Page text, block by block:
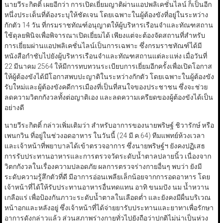
นายวีระกิตติ์ เผยอีกว่า การเปิดเยี่ยมญาติผ่านแอปพลิเคชั่นไลน์ ก็เป็นอีก
หนึ่งประเด็นที่ต้องระบุให้ชัดเจน โดยเฉพาะในผู้ต้องขังที่อยู่ในระหว่าง
กักตัว 14 วัน ที่กรมราชทัณฑ์อนุญาตให้ผู้บริหารเรือนจำและทัณฑสถาน
ใช้ดุลยพินิจเพื่อพิจารณาเปิดเยี่ยมได้ เพียงแต่จะต้องจัดสถานที่สำหรับ
การเยี่ยมผ่านแอปพลิเคชั่นไลน์เป็นการเฉพาะ ซึ่งกรมราชทัณฑ์ได้มี
หนังสือกำชับไปยังผู้บริหารเรือนจำและทัณฑสถานแต่ละแห่ง เมื่อวันที่
22 มีนาคม 2564 ให้มีการทบทวนระเบียบการเยี่ยมอีกครั้งเพื่อเปิดโอกาส
ให้ผู้ต้องขังได้มีโอกาสพบปะญาติในระหว่างกักตัว โดยเฉพาะในผู้ต้องขัง
รับใหม่และผู้ต้องขังคดีการเมืองที่เป็นที่สนใจของประชาชน ซึ่งจะช่วย
ลดความวิตกกังวลทั้งต่อญาติเอง และลดความเครียดของผู้ต้องขังได้เป็น
อย่างดี
นายวีระกิตติ์ กล่าวเพิ่มเติมว่า สำหรับอาการของนายพริษฐ์ ชิวารักษ์ หรือ
เพนกวิน ที่อยู่ในช่วงอดอาหาร ในวันนี้ (24 มี.ค.64) ทีมแพทย์ห้วงเวลา
และเจ้าหน้าที่พยาบาลได้เข้าตรวจอาการ ซึ่งนายพริษฐ์ฯ ยังคงปฏิเสธ
การรับประทานอาหารและการตรวจวัดระดับน้ำตาลปลายนิ้ว เนื่องจาก
วิตกกังวลในเรื่องความปลอดภัย ผลการตรวจร่างกายอื่นๆ พบว่า ยังมี
ระดับความรู้สึกตัวที่ดี มีอาการอ่อนเพลียเล็กน้อยจากการอดอาหาร โดย
เจ้าหน้าที่ได้ให้รับประทานอาหารอื่นทดแทน อาทิ ขนมปัง นม น้ำหวาน
เกลือแร่ เพื่อป้องกันภาวะระดับน้ำตาลในเลือดต่ำ และยังคงมีผื่นบริเวณ
หน้าอกและหลังอยู่ ซึ่งเจ้าหน้าที่ได้จ่ายยารับประทานและยาทาเพื่อรักษา
อาการดังกล่าวแล้ว ส่วนสภาพร่างกายทั่วไปยังถือว่าปกติไม่น่าเป็นห่วง